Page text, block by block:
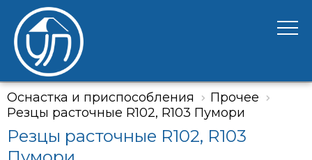
Оснастка и приспособления
Прочее
Резцы расточные R102, R103 Пумори
Резцы расточные R102, R103